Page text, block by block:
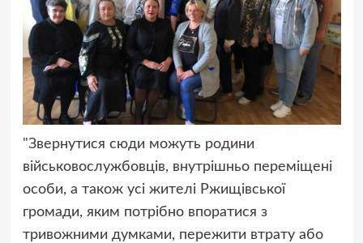
"Звернутися сюди можуть родини
військовослужбовців, внутрішньо переміщені
особи, а також усі жителі Ржищівської
громади, яким потрібно впоратися з
тривожними думками, пережити втрату або